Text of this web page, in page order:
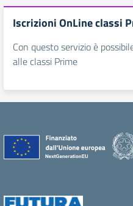
Iscrizioni OnLine classi
Con questo servizio è
alle classi Prime